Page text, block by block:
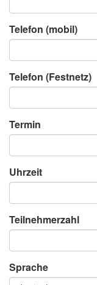
Telefon (mobil)
Telefon (Festnetz)
Termin
Uhrzeit
Teilnehmerzahl
Sprache